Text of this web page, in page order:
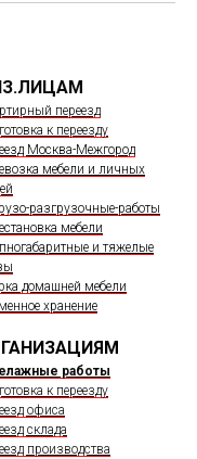
переезд
к переезду
Москва-Межгород
мебели и личных
разгрузочные-работы
мебели
и тяжелые
домашней мебели
хранение
работы
к переезду
офиса
склада
производства